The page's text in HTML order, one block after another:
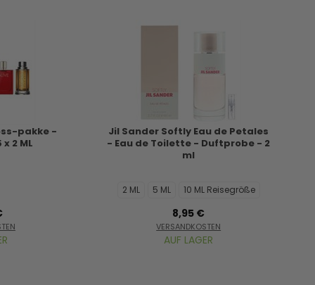
pakke -
2 ML
Jil Sander Softly Eau de Petales
- Eau de Toilette - Duftprobe - 2
ml
2 ML 5 ML 10 ML Reisegröße
8,95 €
VERSANDKOSTEN
AUF LAGER